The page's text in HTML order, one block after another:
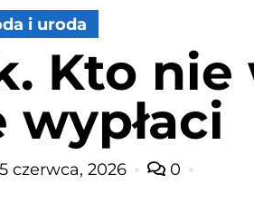
i uroda
Kto
wypłaci
czerwca, 2026 0